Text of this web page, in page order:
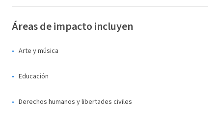
Áreas de impacto incluyen
Arte y música
Educación
Derechos humanos y libertades civiles